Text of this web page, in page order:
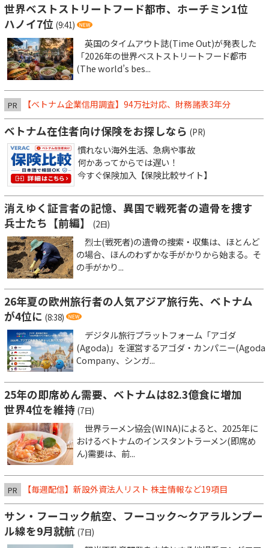
世界ベストストリートフード都市、ホーチミン1位
ハノイ7位 (9:41)
英国のタイムアウト誌(Time Out)が発表した
「2026年の世界ベストストリートフード都市
(The world’s bes...
PR 【ベトナム企業信用調査】94万社対応、財務諸表3年分
ベトナム在住者向け保険をお探しなら (PR)
慣れない海外生活、急病や事故
何かあってからでは遅い！
今すぐ保険加入【保険比較サイト】
消えゆく証言者の記憶、異国で戦死者の遺骨を捜す
兵士たち【前編】
(2日)
烈士(戦死者)の遺骨の捜索・収集は、ほとんど
の場合、ほんのわずかな手がかりから始まる。そ
の手がかり...
26年夏の欧州旅行者の人気アジア旅行先、ベトナム
が4位に (8:38)
デジタル旅行プラットフォーム「アゴダ
(Agoda)」を運営するアゴダ・カンパニー(Agoda
Company、シンガ...
25年の即席めん需要、ベトナムは82.3億食に増加
世界4位を維持 (7日)
世界ラーメン協会(WINA)によると、2025年に
おけるベトナムのインスタントラーメン(即席め
ん)需要は、前...
PR 【毎週配信】新設外資法人リスト 株主情報など19項目
サン・フーコック航空、フーコック～クアラルンプー
ル線を9月就航 (7日)